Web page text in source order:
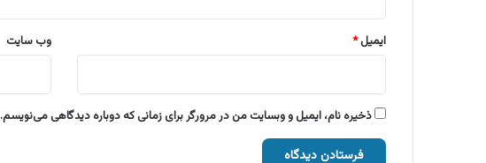
ایمیل* وب‌ سایت
ذخیره نام، ایمیل و وبسایت من در مرورگر برای زمانی که دوباره دیدگاهی می‌نویسم.